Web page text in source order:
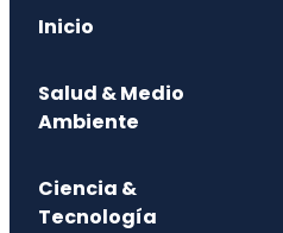
Inicio
Salud & Medio
Ambiente
Ciencia &
Tecnología